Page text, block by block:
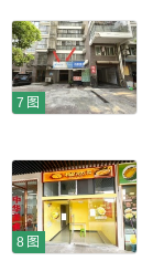
7图
8图